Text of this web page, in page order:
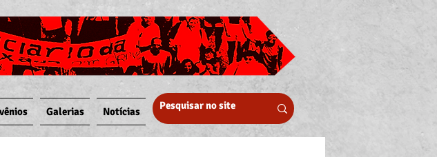
Galerias Notícias